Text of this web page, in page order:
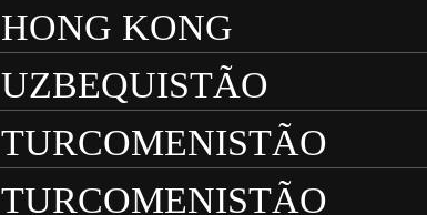
HONG KONG
UZBEQUISTÃO
TURCOMENISTÃO
TURCOMENISTÃO